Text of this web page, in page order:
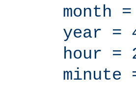
month
year =
hour =
minute